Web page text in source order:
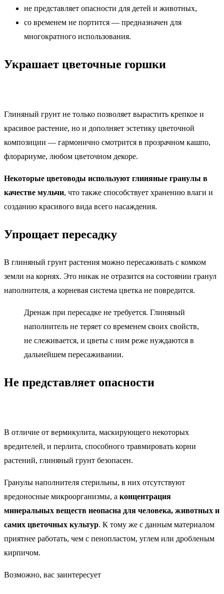
не представляет опасности для детей и животных,
со временем не портится — предназначен для
многократного использования.
Украшает цветочные горшки
Глиняный грунт не только позволяет вырастить крепкое и
красивое растение, но и дополняет эстетику цветочной
композиции — гармонично смотрится в прозрачном кашпо,
флорариуме, любом цветочном декоре.
Некоторые цветоводы используют глиняные гранулы в
качестве мульчи, что также способствует хранению влаги и
созданию красивого вида всего насаждения.
Упрощает пересадку
В глиняный грунт растения можно пересаживать с комком
земли на корнях. Это никак не отразится на состоянии гранул
наполнителя, а корневая система цветка не повредится.
Дренаж при пересадке не требуется. Глиняный
наполнитель не теряет со временем своих свойств,
не слеживается, и цветы с ним реже нуждаются в
дальнейшем пересаживании.
Не представляет опасности
В отличие от вермикулита, маскирующего некоторых
вредителей, и перлита, способного травмировать корни
растений, глиняный грунт безопасен.
Гранулы наполнителя стерильны, в них отсутствуют
вредоносные микроорганизмы, а концентрация
минеральных веществ неопасна для человека, животных и
самих цветочных культур. К тому же с данным материалом
приятнее работать, чем с пенопластом, углем или дробленым
кирпичом.
Возможно, вас заинтересует